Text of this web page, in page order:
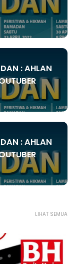
: AHLAN
: AHLAN
LIHAT SEMUA